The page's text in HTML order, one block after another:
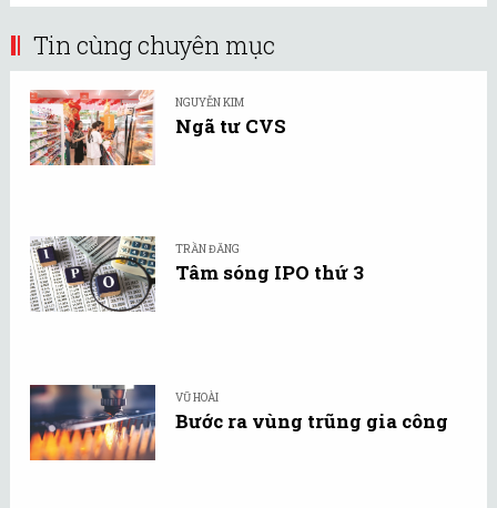
Tin cùng chuyên mục
NGUYỄN KIM
Ngã tư CVS
TRẦN ĐĂNG
Tâm sóng IPO thứ 3
VŨ HOÀI
Bước ra vùng trũng gia công